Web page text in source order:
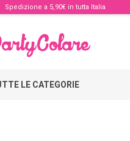
Spedizione a 5,90€ in tutta Italia
LE CATEGORIE